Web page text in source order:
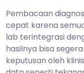
Pembacaan
cepat karena
lab terintegrasi
hasilnya bisa
keputusan oleh